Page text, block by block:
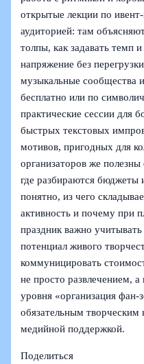
открытые лекции по
аудиторией: там
толпы, как задавать темп
напряжение без
музыкальные сообщества
бесплатно или по
практические сессии для
быстрых текстовых
мотивов, пригодных для
организаторов же
где разбираются бюджеты
понятно, из чего
активность и почему при
праздник важно
потенциал живого
коммуницировать
не просто развлечением,
уровня «организация
обязательным
медийной поддержкой.
Поделиться